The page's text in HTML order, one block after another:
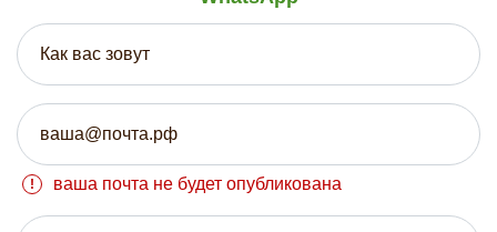
ваша почта не будет опубликована